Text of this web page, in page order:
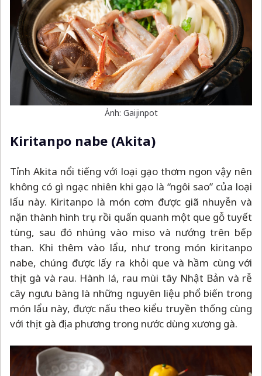
Ảnh: Gaijinpot
Kiritanpo nabe (Akita)
Tỉnh Akita nổi tiếng với loại gạo thơm ngon vậy nên
không có gì ngạc nhiên khi gạo là “ngôi sao” của loại
lẩu này. Kiritanpo là món cơm được giã nhuyễn và
nặn thành hình trụ rồi quấn quanh một que gỗ tuyết
tùng, sau đó nhúng vào miso và nướng trên bếp
than. Khi thêm vào lẩu, như trong món kiritanpo
nabe, chúng được lấy ra khỏi que và hầm cùng với
thịt gà và rau. Hành lá, rau mùi tây Nhật Bản và rễ
cây ngưu bàng là những nguyên liệu phổ biến trong
món lẩu này, được nấu theo kiểu truyền thống cùng
với thịt gà địa phương trong nước dùng xương gà.